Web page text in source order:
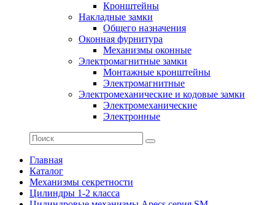
Кронштейны
Накладные замки
Общего назначения
Оконная фурнитура
Механизмы оконные
Электромагнитные замки
Монтажные кронштейны
Электромагнитные
Электромеханические и кодовые замки
Электромеханические
Электронные
Главная
Каталог
Механизмы секретности
Цилиндры 1-2 класса